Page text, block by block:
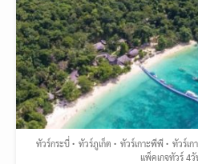
ทัวร์กระบี่ ทัวร์ภูเก็ต ทัวร์เกาะพีพี ทัวร์เก
แพ็คเกจทัวร์ 4